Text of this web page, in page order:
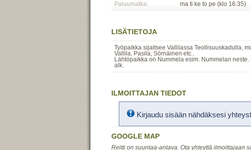
Paluumatka:
ma ti ke to pe (klo 16:35)
LISÄTIETOJA
Työpaikka sijaitsee Vallilassa Teollisuuskadulla,
Vallila, Pasila, Sörnäinen etc..
Lähtöpaikka on Nummela esim. Nummelan
alk.
ILMOITTAJAN TIEDOT
Kirjaudu sisään nähdäksesi
GOOGLE MAP
Reitti on suuntaa-antava. Ota yhteyttä ilmoittajaan